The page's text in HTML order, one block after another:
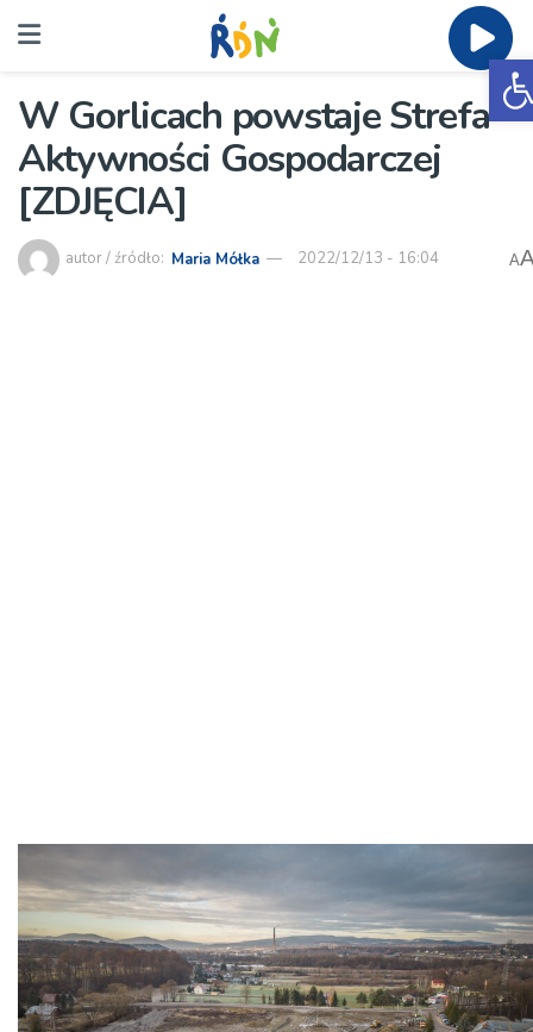
W Gorlicach powstaje Strefa
Aktywności Gospodarczej
[ZDJĘCIA]
autor / źródło: Maria Mółka 2022/12/13 - 16:04 A